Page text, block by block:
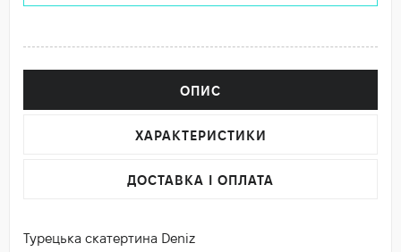
ОПИС
ХАРАКТЕРИСТИКИ
ДОСТАВКА І ОПЛАТА
Турецька скатертина Deniz